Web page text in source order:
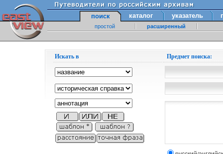
поиск каталог указатель
простой расширенный
Искать в Предмет поиска: